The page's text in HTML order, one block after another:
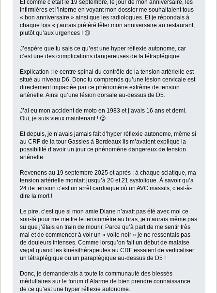
Et comme c’était le 19 septembre, le jour de mon anniversaire, les
infirmières et l’interne en voyant mon dossier me souhaitaient tous
« bon anniversaire » ainsi que les radiologues. Et je répondais à
chaque fois « j’aurais préféré fêter mon anniversaire au restaurant,
plutôt qu’aux urgences ! 😉
J’espère que tu sais ce qu’est une hyper réflexie autonome, car
c’est une des complications dangereuses de la tétraplégique.
Explication : le centre spinal du contrôle de la tension artérielle est
situé au niveau D6. Donc tu comprends qu’une lésion cervicale est
directement impactée par ce phénomène extrême de tension
artérielle. Ainsi qu’une lésion dorsale au-dessus de D5.
J’ai eu mon accident de moto en 1983 et j’avais 16 ans et demi.
Oui, je suis vieux maintenant ! 😉
Et depuis, je n’avais jamais fait d’hyper réflexie autonome, même si
au CRF de la tour Gassies à Bordeaux ils m’avaient expliqué la
possibilité d’avoir un jour ce phénomène dangereux de tension
artérielle.
Revenons au 19 septembre 2025 et après : à chaque sciatique, ma
tension artérielle montait jusqu’à 20 et 21 systolique. À savoir qu’a
24 de tension c’est un arrêt cardiaque où un AVC massifs, c’est-à-
dire la mort !
Le pire, c’est que si mon amie Diane n’avait pas été avec moi ce
soir-là pour me mettre le tensiomètre au bras, je n’aurais même pas
su que j’étais en train de mourir. Parce qu’à part de me sentir très
mal et de commencer à voir un « voile noir » je ne ressentais pas
de douleurs intenses. Comme lorsqu’on fait un début de malaise
vagal quand les kinésithérapeutes au CRF essaient de verticaliser
un tétraplégique ou un paraplégique au-dessus de D5 !
Donc, je demanderais à toute la communauté des blessés
médullaires sur le forum d’Alarme de bien prendre connaissance
de ce qu’est une hyper réflexie autonome.